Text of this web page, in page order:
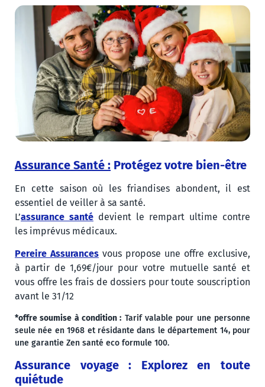
Assurance Santé : Protégez votre bien-être
En cette saison où les friandises abondent, il est
essentiel de veiller à sa santé.
L’assurance santé devient le rempart ultime contre
les imprévus médicaux.
Pereire Assurances vous propose une offre exclusive,
à partir de 1,69€/jour pour votre mutuelle santé et
vous offre les frais de dossiers pour toute souscription
avant le 31/12
*offre soumise à condition : Tarif valable pour une personne
seule née en 1968 et résidante dans le département 14, pour
une garantie Zen santé eco formule 100.
Assurance voyage : Explorez en toute
quiétude